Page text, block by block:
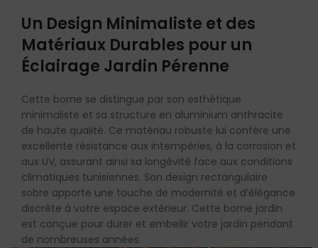
Un Design Minimaliste et des
Matériaux Durables pour un
Éclairage Jardin Pérenne
Cette borne se distingue par son esthétique
minimaliste et sa structure en aluminium anthracite
de haute qualité. Ce matériau robuste lui confère une
excellente résistance aux intempéries, à la corrosion et
aux UV, assurant ainsi sa longévité face aux conditions
climatiques tunisiennes. Son design rectangulaire
sobre apporte une touche de modernité et d’élégance
discrète à votre espace extérieur. Cette borne jardin
est conçue pour durer et embellir votre jardin pendant
de nombreuses années.